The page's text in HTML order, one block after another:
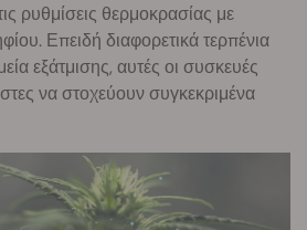
ρυθμίσεις θερμοκρασίας με
Επειδή διαφορετικά τερπένια
εξάτμισης, αυτές οι συσκευές
να στοχεύουν συγκεκριμένα